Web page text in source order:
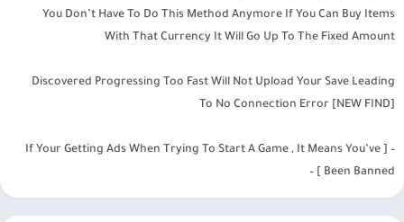
You Don’t Have To Do This Method Anymore If You Can Buy Items
With That Currency It Will Go Up To The Fixed Amount
Discovered Progressing Too Fast Will Not Upload Your Save Leading
To No Connection Error [NEW FIND]
– [ If Your Getting Ads When Trying To Start A Game , It Means You’ve
Been Banned ] –